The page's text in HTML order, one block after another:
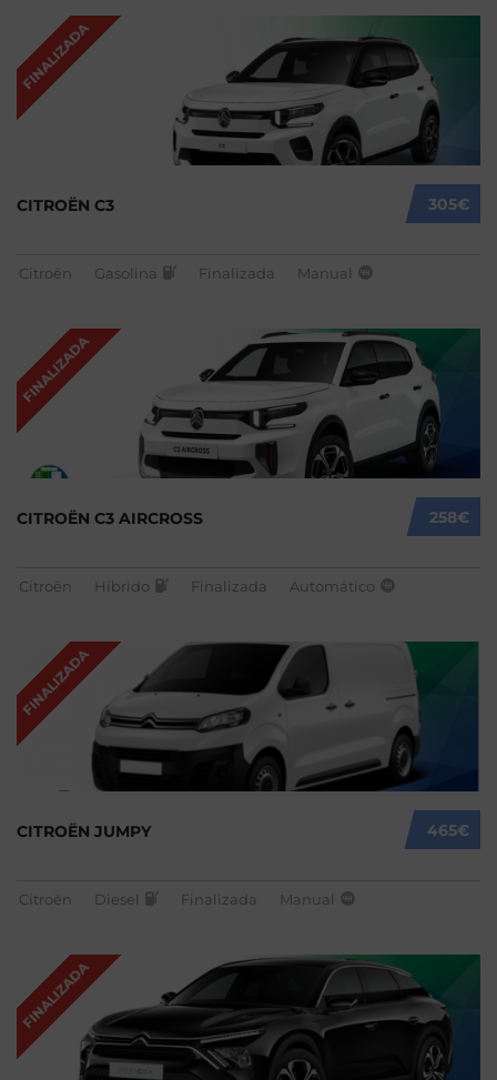
FINALIZADA
305€
CITROËN C3
Citroën Gasolina Finalizada Manual
FINALIZADA
258€
CITROËN C3 AIRCROSS
Citroën Híbrido Finalizada Automático
FINALIZADA
465€
CITROËN JUMPY
Citroën Diesel Finalizada Manual
FINALIZADA